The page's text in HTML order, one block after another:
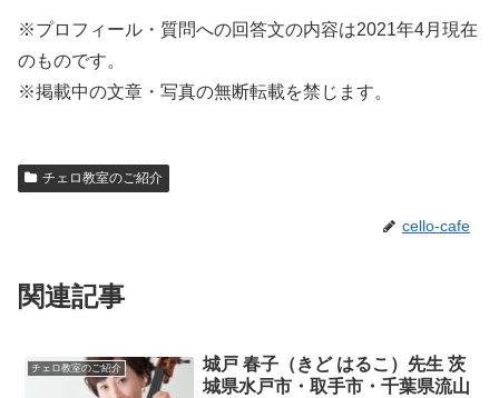
※プロフィール・質問への回答文の内容は2021年4月現在
のものです。
※掲載中の文章・写真の無断転載を禁じます。
チェロ教室のご紹介
cello-cafe
関連記事
チェロ教室のご紹介
城戸 春子（きど はるこ）先生 茨
城県水戸市・取手市・千葉県流山